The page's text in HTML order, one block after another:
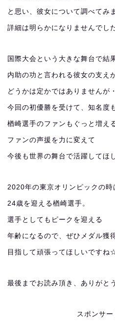
と思い、彼女について調べてみ
詳細は明らかになりませんでし
国際大会という大きな舞台で結
内助の功と言われる彼女の支え
どうかは定かではありませんが
今回の初優勝を受けて、知名度
楢崎選手のファンもぐっと増え
ファンの声援を力に変えて
今後も世界の舞台で活躍してほ
2020年の東京オリンピックの時
24歳を迎える楢崎選手。
選手としてもピークを迎える
年齢になるので、ぜひメダル獲
目指して頑張ってほしいですね
最後までお読み頂き、ありがと
スポンサー